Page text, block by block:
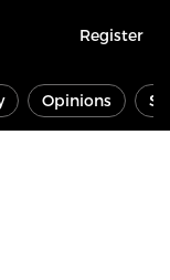
Register
Opinions